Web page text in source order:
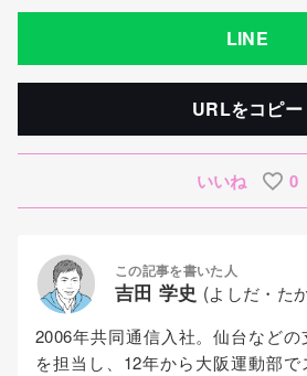
LINE
URLをコピー
いいね 0
この記事を書いた人
吉田 学史 (よしだ・た
2006年共同通信入社。仙台など
を担当し、12年から大阪運動部